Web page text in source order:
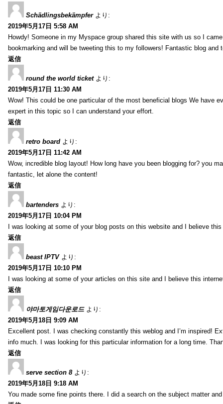
Schädlingsbekämpfer より:
2019年5月17日 5:58 AM
Howdy! Someone in my Myspace group shared this site with us so I
bookmarking and will be tweeting this to my followers! Fantastic blog and
返信
round the world ticket より:
2019年5月17日 11:30 AM
Wow! This could be one particular of the most beneficial blogs We have
expert in this topic so I can understand your effort.
返信
retro board より:
2019年5月17日 11:42 AM
Wow, incredible blog layout! How long have you been blogging for? you
fantastic, let alone the content!
返信
bartenders より:
2019年5月17日 10:04 PM
I was looking at some of your blog posts on this website and I believe
返信
beast IPTV より:
2019年5月17日 10:10 PM
I was looking at some of your articles on this site and I believe this
返信
야마토게임다운로드 より:
2019年5月18日 9:09 AM
Excellent post. I was checking constantly this weblog and I’m inspired!
info much. I was looking for this particular information for a long time.
返信
serve section 8 より:
2019年5月18日 9:18 AM
You made some fine points there. I did a search on the subject matter